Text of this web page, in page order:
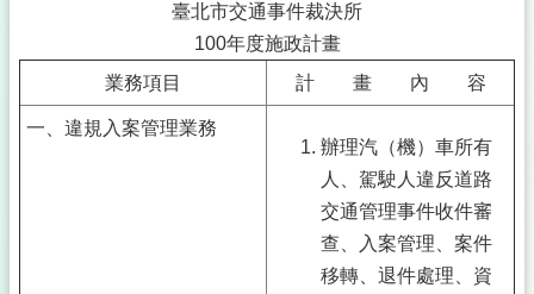
臺北市交通事件裁決所
100年度施政計畫
業務項目
計 畫 內 容
一、違規入案管理業務
辦理汽（機）車所有
人、駕駛人違反道路
交通管理事件收件審
查、入案管理、案件
移轉、退件處理、資